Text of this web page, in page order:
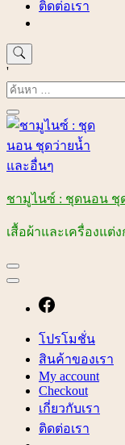
ติดต่อเรา
'
ค้นหา
สำหรับ:
ชามูไนซ์ : ชุดนอน ชุ
เสื้อผ้าและเครื่องแ
โปรโมชั่น
สินค้าของเรา
My account
Checkout
เกี่ยวกับเรา
ติดต่อเรา